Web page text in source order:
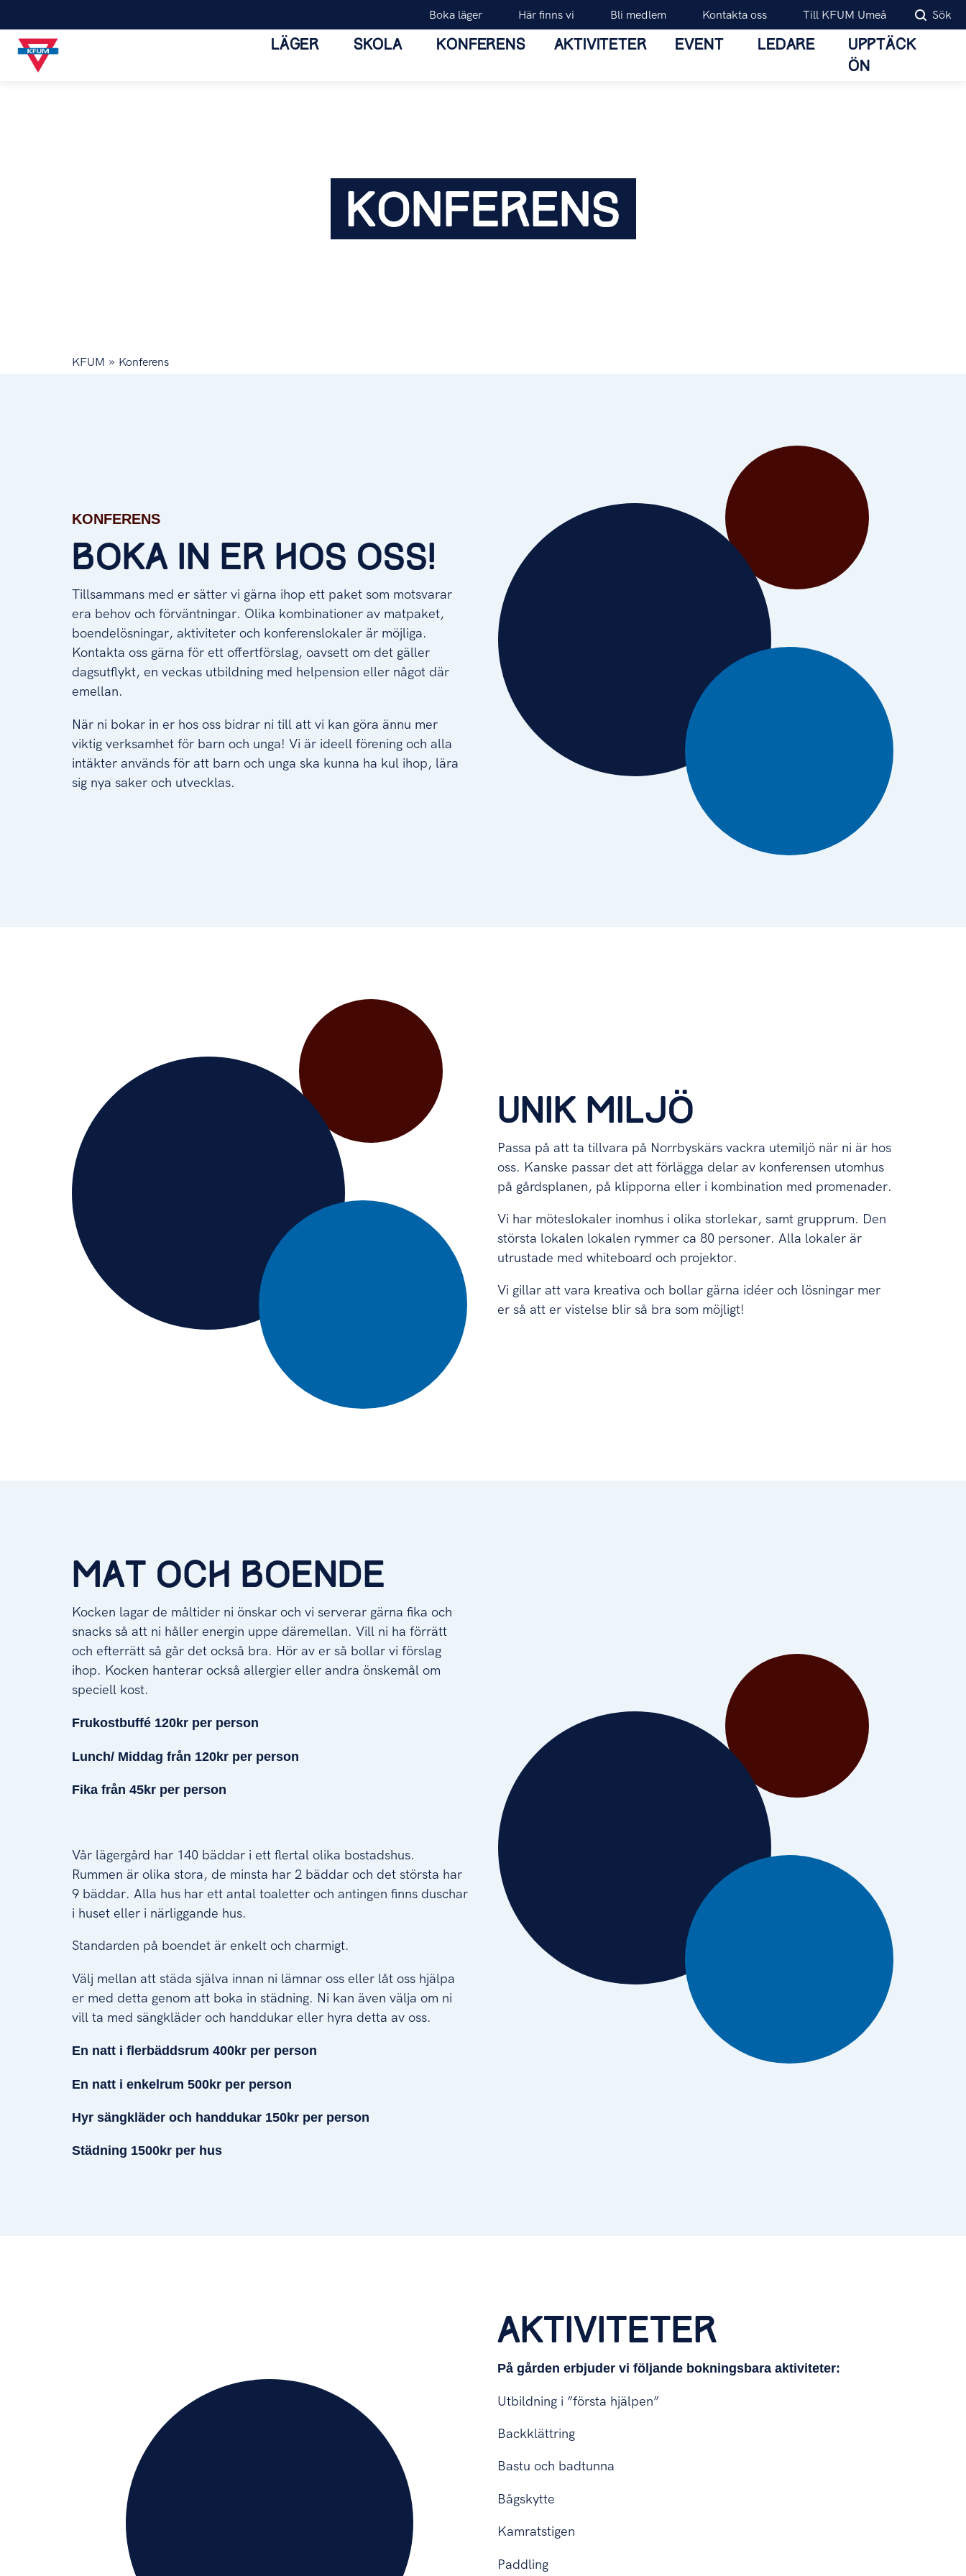
Boka läger Här finns vi Bli medlem Kontakta oss Till KFUM Umeå Sök
LÄGER SKOLA KONFERENS AKTIVITETER EVENT LEDARE
UPPTÄCK
ÖN
KONFERENS
KFUM » Konferens
Konferens
KONFERENS
BOKA IN ER HOS OSS!
Tillsammans med er sätter vi gärna ihop ett paket som motsvarar
era behov och förväntningar. Olika kombinationer av matpaket,
boendelösningar, aktiviteter och konferenslokaler är möjliga.
Kontakta oss gärna för ett offertförslag, oavsett om det gäller
dagsutflykt, en veckas utbildning med helpension eller något där
emellan.
När ni bokar in er hos oss bidrar ni till att vi kan göra ännu mer
viktig verksamhet för barn och unga! Vi är ideell förening och alla
intäkter används för att barn och unga ska kunna ha kul ihop, lära
sig nya saker och utvecklas.
UNIK MILJÖ
Passa på att ta tillvara på Norrbyskärs vackra utemiljö när ni är hos
oss. Kanske passar det att förlägga delar av konferensen utomhus
på gårdsplanen, på klipporna eller i kombination med promenader.
Vi har möteslokaler inomhus i olika storlekar, samt grupprum. Den
största lokalen lokalen rymmer ca 80 personer. Alla lokaler är
utrustade med whiteboard och projektor.
Vi gillar att vara kreativa och bollar gärna idéer och lösningar mer
er så att er vistelse blir så bra som möjligt!
MAT OCH BOENDE
Kocken lagar de måltider ni önskar och vi serverar gärna fika och
snacks så att ni håller energin uppe däremellan. Vill ni ha förrätt
och efterrätt så går det också bra. Hör av er så bollar vi förslag
ihop. Kocken hanterar också allergier eller andra önskemål om
speciell kost.
Frukostbuffé 120kr per person
Lunch/ Middag från 120kr per person
Fika från 45kr per person
Vår lägergård har 140 bäddar i ett flertal olika bostadshus.
Rummen är olika stora, de minsta har 2 bäddar och det största har
9 bäddar. Alla hus har ett antal toaletter och antingen finns duschar
i huset eller i närliggande hus.
Standarden på boendet är enkelt och charmigt.
Välj mellan att städa själva innan ni lämnar oss eller låt oss hjälpa
er med detta genom att boka in städning. Ni kan även välja om ni
vill ta med sängkläder och handdukar eller hyra detta av oss.
En natt i flerbäddsrum 400kr per person
En natt i enkelrum 500kr per person
Hyr sängkläder och handdukar 150kr per person
Städning 1500kr per hus
AKTIVITETER
På gården erbjuder vi följande bokningsbara aktiviteter:
Utbildning i ”första hjälpen”
Backklättring
Bastu och badtunna
Bågskytte
Kamratstigen
Paddling